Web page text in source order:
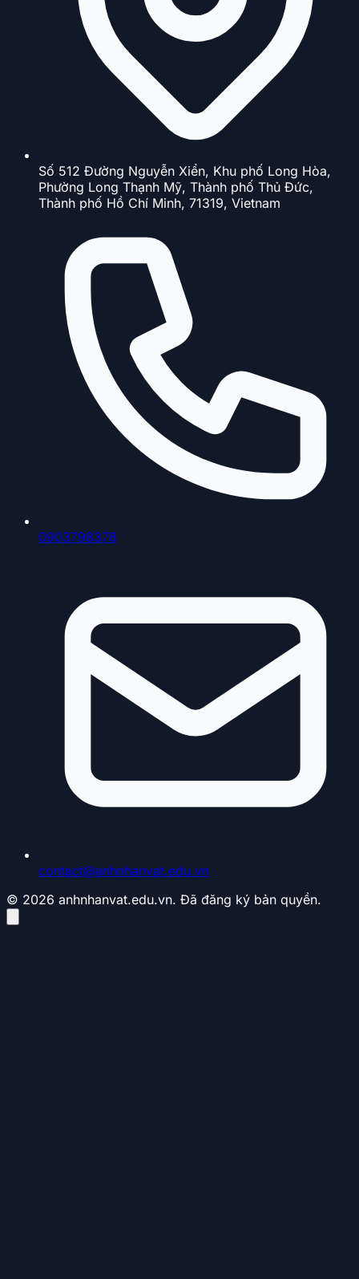
Số 512 Đường Nguyễn Xiển, Khu phố Long Hòa,
Phường Long Thạnh Mỹ, Thành phố Thủ Đức,
Thành phố Hồ Chí Minh, 71319, Vietnam
0903798378
contact@anhnhanvat.edu.vn
© 2026 anhnhanvat.edu.vn. Đã đăng ký bản quyền.